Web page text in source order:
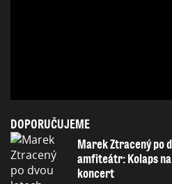
DOPORUČUJEME
Marek Ztracený po
amfiteátr: Kolaps
koncert